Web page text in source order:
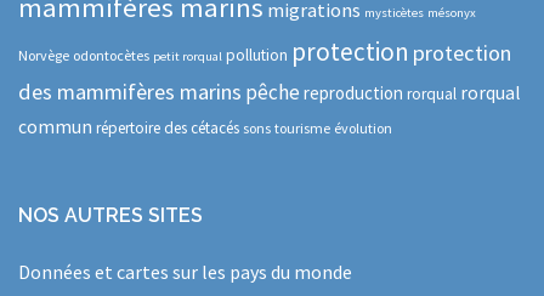
mammifères marins migrations mysticètes mésonyx
Norvège odontocètes petit rorqual pollution protection protection
des mammifères marins pêche reproduction rorqual rorqual
commun répertoire des cétacés sons tourisme évolution
NOS AUTRES SITES
Données et cartes sur les pays du monde